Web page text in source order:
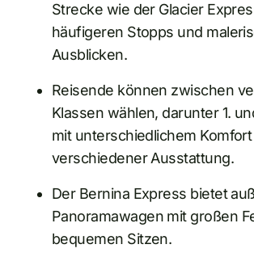
Strecke wie der Glacier
häufigeren Stopps und
Ausblicken.
Reisende können zwischen
Klassen wählen, darunter 1.
mit unterschiedlichem
verschiedener Ausstattung.
Der Bernina Express bietet
Panoramawagen mit großen
bequemen Sitzen.